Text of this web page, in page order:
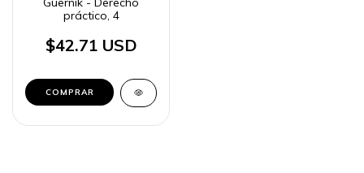
práctico, 4
$42.71 USD
COMPRAR